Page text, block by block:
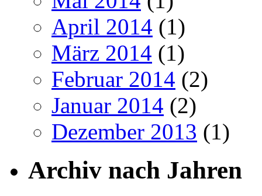
April 2014 (1)
März 2014 (1)
Februar 2014 (2)
Januar 2014 (2)
Dezember 2013 (1)
Archiv nach Jahren